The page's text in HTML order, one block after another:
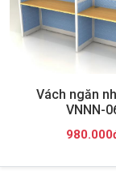
Vách ngăn
VNNN-